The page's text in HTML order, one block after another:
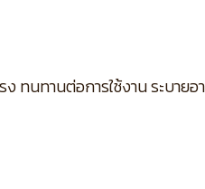
ทนทานต่อการใช้งาน ระบาย